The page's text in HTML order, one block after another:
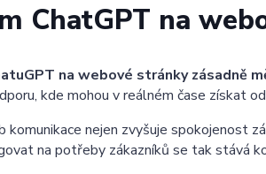
ChatGPT na
na webové stránky zásadně
kde mohou v reálném čase získat
komunikace nejen zvyšuje spokojenost
na potřeby zákazníků se tak stává